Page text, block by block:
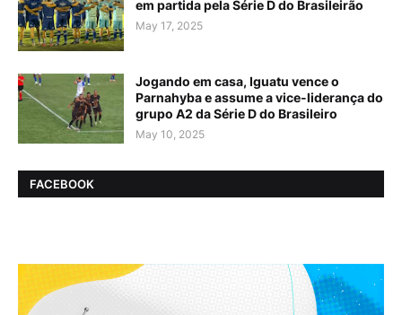
em partida pela Série D do Brasileirão
May 17, 2025
Jogando em casa, Iguatu vence o
Parnahyba e assume a vice-liderança do
grupo A2 da Série D do Brasileiro
May 10, 2025
FACEBOOK